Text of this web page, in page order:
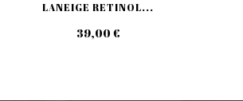
LANEIGE RETINOL...
39,00 €